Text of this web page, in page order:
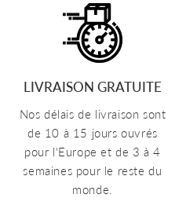
LIVRAISON GRATUITE
Nos délais de livraison sont
de 10 à 15 jours ouvrés
pour l'Europe et de 3 à 4
semaines pour le reste du
monde.